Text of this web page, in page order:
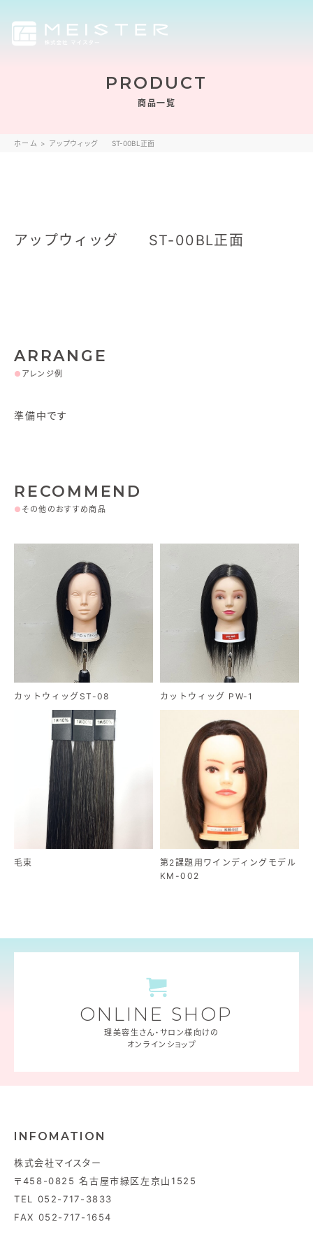
PRODUCT
商品一覧
ホーム > アップウィッグ ST-00BL正面
アップウィッグ ST-00BL正面
ARRANGE
● アレンジ例
準備中です
RECOMMEND
● その他のおすすめ商品
カットウィッグST-08 カットウィッグ PW-1
毛束
第2課題用ワインディングモデル
KM-002
ONLINE SHOP
理美容生さん・サロン様向けの
オンラインショップ
INFOMATION
株式会社マイスター
〒458-0825 名古屋市緑区左京山1525
TEL 052-717-3833
FAX 052-717-1654